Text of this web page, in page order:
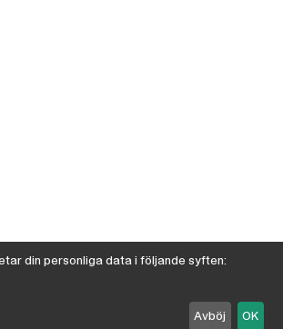
din personliga data i följande syften:
Avböj OK